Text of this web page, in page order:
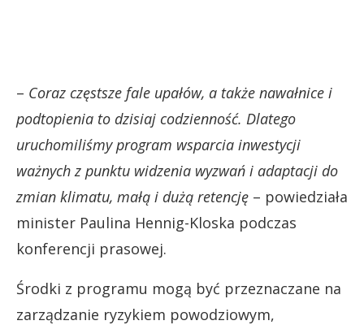
– Coraz częstsze fale upałów, a także nawałnice i
podtopienia to dzisiaj codzienność. Dlatego
uruchomiliśmy program wsparcia inwestycji
ważnych z punktu widzenia wyzwań i adaptacji do
zmian klimatu, małą i dużą retencję – powiedziała
minister Paulina Hennig-Kloska podczas
konferencji prasowej.
Środki z programu mogą być przeznaczane na
zarządzanie ryzykiem powodziowym,